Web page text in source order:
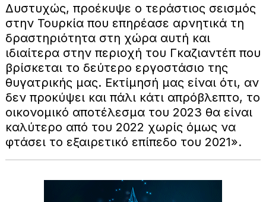
Δυστυχώς, προέκυψε ο τεράστιος σεισμός
στην Τουρκία που επηρέασε αρνητικά τη
δραστηριότητα στη χώρα αυτή και
ιδιαίτερα στην περιοχή του Γκαζιαντέπ που
βρίσκεται το δεύτερο εργοστάσιο της
θυγατρικής μας. Εκτίμησή μας είναι ότι, αν
δεν προκύψει και πάλι κάτι απρόβλεπτο, το
οικονομικό αποτέλεσμα του 2023 θα είναι
καλύτερο από του 2022 χωρίς όμως να
φτάσει το εξαιρετικό επίπεδο του 2021».